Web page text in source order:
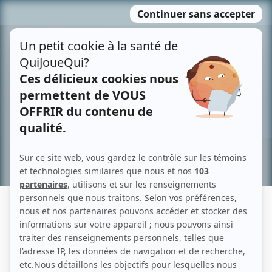
MENU
contenu
Recherche avancée »
DELIA LALANDE
Liens
Fiche de Delia Lalande sur Showbizz.net